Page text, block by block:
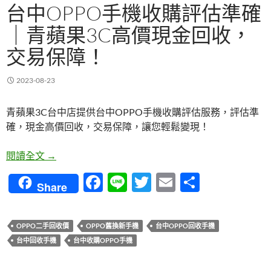
台中OPPO手機收購評估準確
｜青蘋果3C高價現金回收，
交易保障！
2023-08-23
青蘋果3C台中店提供台中OPPO手機收購評估服務，評估準
確，現金高價回收，交易保障，讓您輕鬆變現！
閱讀全文 台中OPPO手機收購評估準確｜青蘋果3C高價現金
→
Share
F
e
b
Li
e
T
itt
E
ail
OPPO二手回收價 OPPO舊換新手機
台中OPPO回收手機
台中回收手機
台中收購OPPO手機